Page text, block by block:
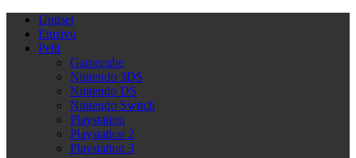
Uutiset
Etusivu
Pelit
Gamecube
Nintendo 3DS
Nintendo DS
Nintendo Switch
Playstation
Playstation 2
Playstation 3